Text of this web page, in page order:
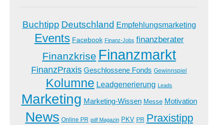
Buchtipp Deutschland Empfehlungsmarketing
Events Facebook Finanz-Jobs finanzberater
Finanzkrise Finanzmarkt
FinanzPraxis Geschlossene Fonds Gewinnspiel
Kolumne Leadgenerierung Leads
Marketing Marketing-Wissen Messe Motivation
News Online PR pdf Magazin PKV PR Praxistipp